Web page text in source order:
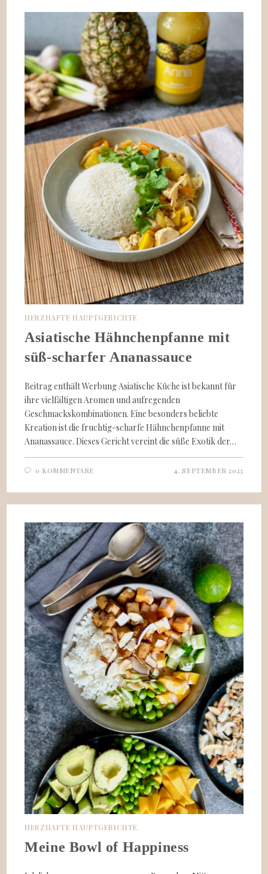
HERZHAFTE HAUPTGERICHTE
Asiatische Hähnchenpfanne mit
süß-scharfer Ananassauce
Beitrag enthält Werbung Asiatische Küche ist bekannt für
ihre vielfältigen Aromen und aufregenden
Geschmackskombinationen. Eine besonders beliebte
Kreation ist die fruchtig-scharfe Hähnchenpfanne mit
Ananassauce. Dieses Gericht vereint die süße Exotik der…
0 KOMMENTARE 4. SEPTEMBER 2023
HERZHAFTE HAUPTGERICHTE
Meine Bowl of Happiness